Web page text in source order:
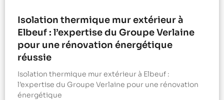
Isolation thermique mur extérieur à
Elbeuf : l’expertise du Groupe Verlaine
pour une rénovation énergétique
réussie
Isolation thermique mur extérieur à Elbeuf :
l’expertise du Groupe Verlaine pour une rénovation
énergétique